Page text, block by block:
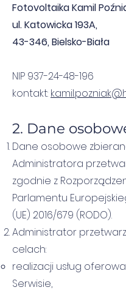
Fotovoltaika Kamil
ul. Katowicka 193A,
43-346, Bielsko-Biała
NIP 937-24-48-196
kontakt:
2. Dane
Dane osobowe
Administratora
zgodnie z
Parlamentu
(UE) 2016/679 (RODO).
Administrator
celach:
realizacji usług
Serwisie,